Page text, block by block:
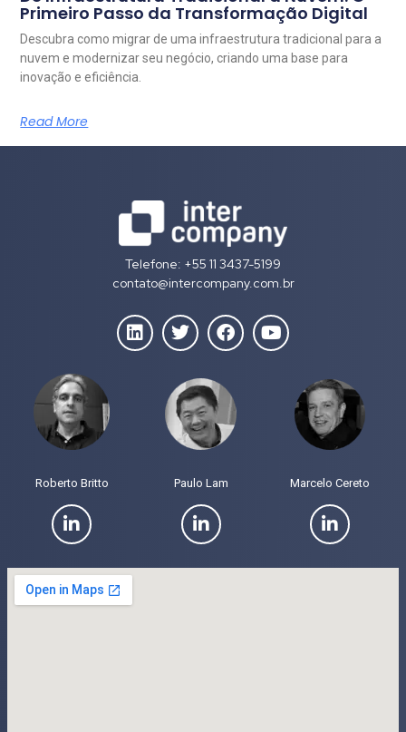
Primeiro Passo da Transformação Digital
Descubra como migrar de uma infraestrutura tradicional para a
nuvem e modernizar seu negócio, criando uma base para
inovação e eficiência.
Read More
Telefone: +55 11 3437-5199
contato@intercompany.com.br
Roberto Britto Paulo Lam Marcelo Cereto